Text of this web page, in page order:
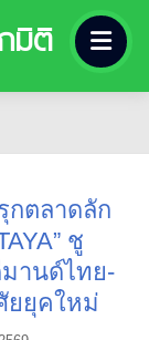
มิติ
กตลาดลัก
ชู
มานด์ไทย-
ยยุคใหม่